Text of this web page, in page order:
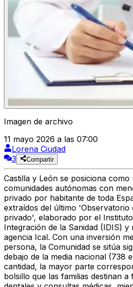
Imagen de archivo
11 mayo 2026 a las 07:00
Lorena Ciudad
3
Compartir
Castilla y León se posiciona como
comunidades autónomas con
privado por habitante de toda
extraídos del último 'Observatorio
privado', elaborado por el
Integración de la Sanidad (IDIS)
agencia Ical. Con una inversión
persona, la Comunidad se sitúa
debajo de la media nacional (738
cantidad, la mayor parte
bolsillo que las familias destinan a